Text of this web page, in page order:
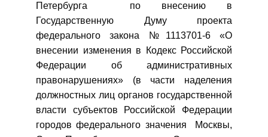
Петербурга по внесению в
Государственную Думу проекта
федерального закона №1113701-6 «О
внесении изменения в Кодекс Российской
Федерации об административных
правонарушениях» (в части наделения
должностных лиц органов государственной
власти субъектов Российской Федерации
городов федерального значения Москвы,